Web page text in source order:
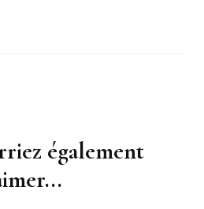
également